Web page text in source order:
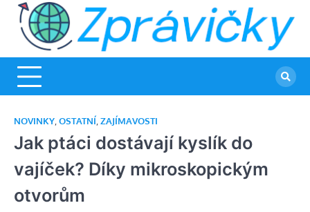
Skip
content
NOVINKY OSTATNÍ ZAJÍMAVOSTI
Jak ptáci dostávají kyslík do
vajíček? Díky mikroskopickým
otvorům